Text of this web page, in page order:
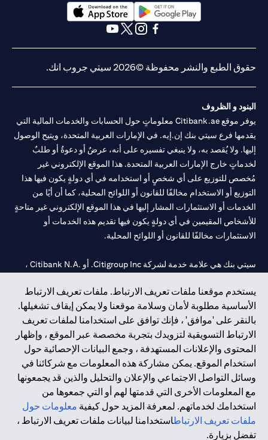
يستخدم موقعنا ملفات تعريف الارتباط. ملفات تعريف الارتباط
الأساسية مطلوبة لأمان وسلامة موقعنا ولا يمكن إيقاف تشغيلها.
بالنقر على 'موافق' ، فإنك توافق على استخدامنا لملفات تعريف
الارتباط التسويقية لتزويدك بتجربة مخصصة عبر الموقع ، وإظهار
المحتوى والإعلانات المستهدفة ، وجمع البيانات الإحصائية حول
استخدام الموقع. يمكن مشاركة هذه المعلومات مع شركائنا في
وسائل التواصل الاجتماعي والإعلان والتحليل والذين قد يجمعونها
مع المعلومات الأخرى التي قدمتها لهم أو التي جمعوها من
استخدامك لخدماتهم. لمعرفة المزيد حول كيفية معلومات حول
ملفات تعريف الارتباطاستخدامنا لبيانات ملفات تعريف الارتباط ،
تفضل بزيارة.
opens in a new tab
opens in a new tab
حقوق الطبع والنشر محفوظة ©2026 سيتي جروب انك.
البنود و الظروف
يوفر موقع Citibank.ae معلوماتٍ حول الحسابات والخدمات المالية التي
يقدمها فرع سيتي بنك إن.إيه. في الإمارات العربية المتحدة، ويتيح الوصول
إليها. ولا يُقصد به، ولا ينبغي تفسيره على أنه، عرضٌ أو دعوةٌ أو طلبٌ
لخدماتٍ خارج الإمارات العربية المتحدة. هذا الموقع الإلكتروني غير
مُخصص للتوزيع على أي شخصٍ أو استخدامه في أي دولةٍ يكون فيها هذا
التوزيع أو الاستخدام مخالفًا للقانون أو اللوائح المحلية، كما أن أيًا من
الخدمات أو الاستثمارات المشار إليها في هذا الموقع الإلكتروني غير متاحةٍ
للأشخاص المقيمين في أي دولةٍ يكون فيها تقديم هذه الخدمات أو
الاستثمارات مخالفًا للقانون أو اللوائح المحلية.
سيتي بنك هي علامة خدمة لشركة Citigroup Inc. أو .Citibank N.A ،
سيتي بنك إن. إيه. الإمارات مسجل لدى مصرف الإمارات المركزي تحت
أرقام التراخيص 202563 لفرع الوصل في دبي، 531989 لفرع مول
الإمارات في دبي، و CN-1002019 لفرع أبوظبي. هاتف: 4000 311 04.
فرع سيتي بنك إن إيه - الإمارات العربية المتحدة مرخص من مصرف
الإمارات العربية المتحدة المركزي كفرع لبنك أجنبي.
سيتي بنك إن إيه الإمارات العربية المتحدة مرخص من هيئة الأوراق المالية
والسلع في الإمارات العربية المتحدة ("SCA") للقيام بالنشاط المالي لـ أ)
الاستشارات المالية والتعريف والترويج بموجب ترخيص رقم
20200000097 ب) وسيط تداول في الأسواق الدولية بموجب ترخيص